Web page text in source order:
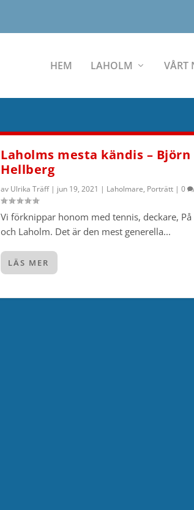
HEM LAHOLM VÅRT
Laholms mesta kändis – Björn
Hellberg
av Ulrika Träff| jun 19, 2021 | Laholmare, Porträtt |0
Vi förknippar honom med tennis, deckare, På
och Laholm. Det är den mest generella...
LÄS MER